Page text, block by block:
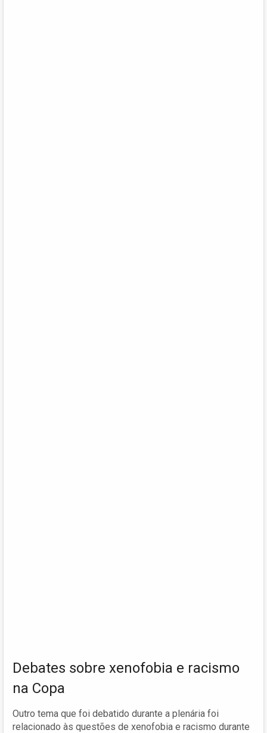
Debates sobre xenofobia e racismo
na Copa
Outro tema que foi debatido durante a plenária foi
relacionado às questões de xenofobia e racismo durante